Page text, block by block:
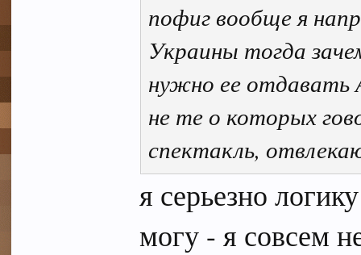
пофиг вообще я
Украины тогда
нужно ее отдавать
не те о которых
спектакль,
я серьезно
могу - я совсем